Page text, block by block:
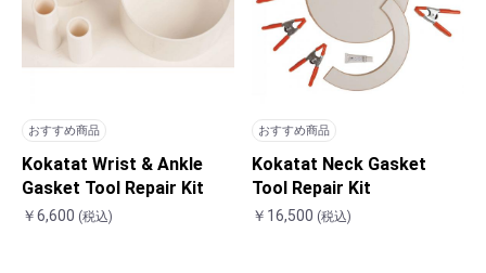
おすすめ商品
Kokatat Wrist & Ankle
Gasket Tool Repair Kit
￥6,600 (税込)
おすすめ商品
Kokatat Neck Gasket
Tool Repair Kit
￥16,500 (税込)